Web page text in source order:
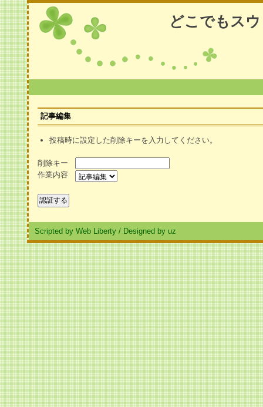
どこでもス
記事編集
投稿時に設定した削除キーを入力してください。
削除キー
作業内容
Scripted by Web Liberty / Designed by uz